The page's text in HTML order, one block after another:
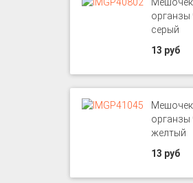
органзы
серый
13 руб
органзы
желтый
13 руб